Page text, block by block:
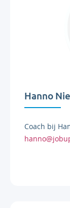
Hanno
Coach bij